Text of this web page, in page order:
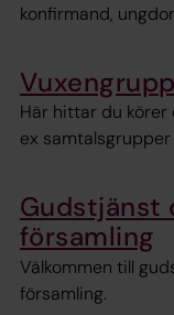
konfirmand,
Här hittar du körer
ex
Gudstjänst
församling
Välkommen till
församling.